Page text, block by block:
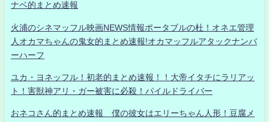
ナベ的まとめ速報
火浦のシネマッフル映画NEWS情報ポータブルの杜！オネエ管理
人オカマちゃんの鬼女的まとめ速報!オカマッフルアタックナンバ
ーハーフ
ユカ・ヨネッフル！初老的まとめ速報！！大帝イタチにラリアッ
ト！害獣神アリ・ガー被害に必殺！パイルドライバー
おネコさん的まとめ速報 僕の彼女はエリーちゃん人形！豆腐メ